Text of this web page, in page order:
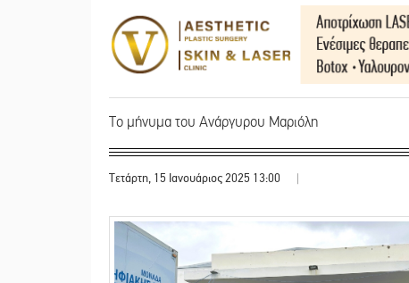
Το μήνυμα του Ανάργυρου Μαριόλη
Τετάρτη, 15 Ιανουάριος 2025 13:00 |